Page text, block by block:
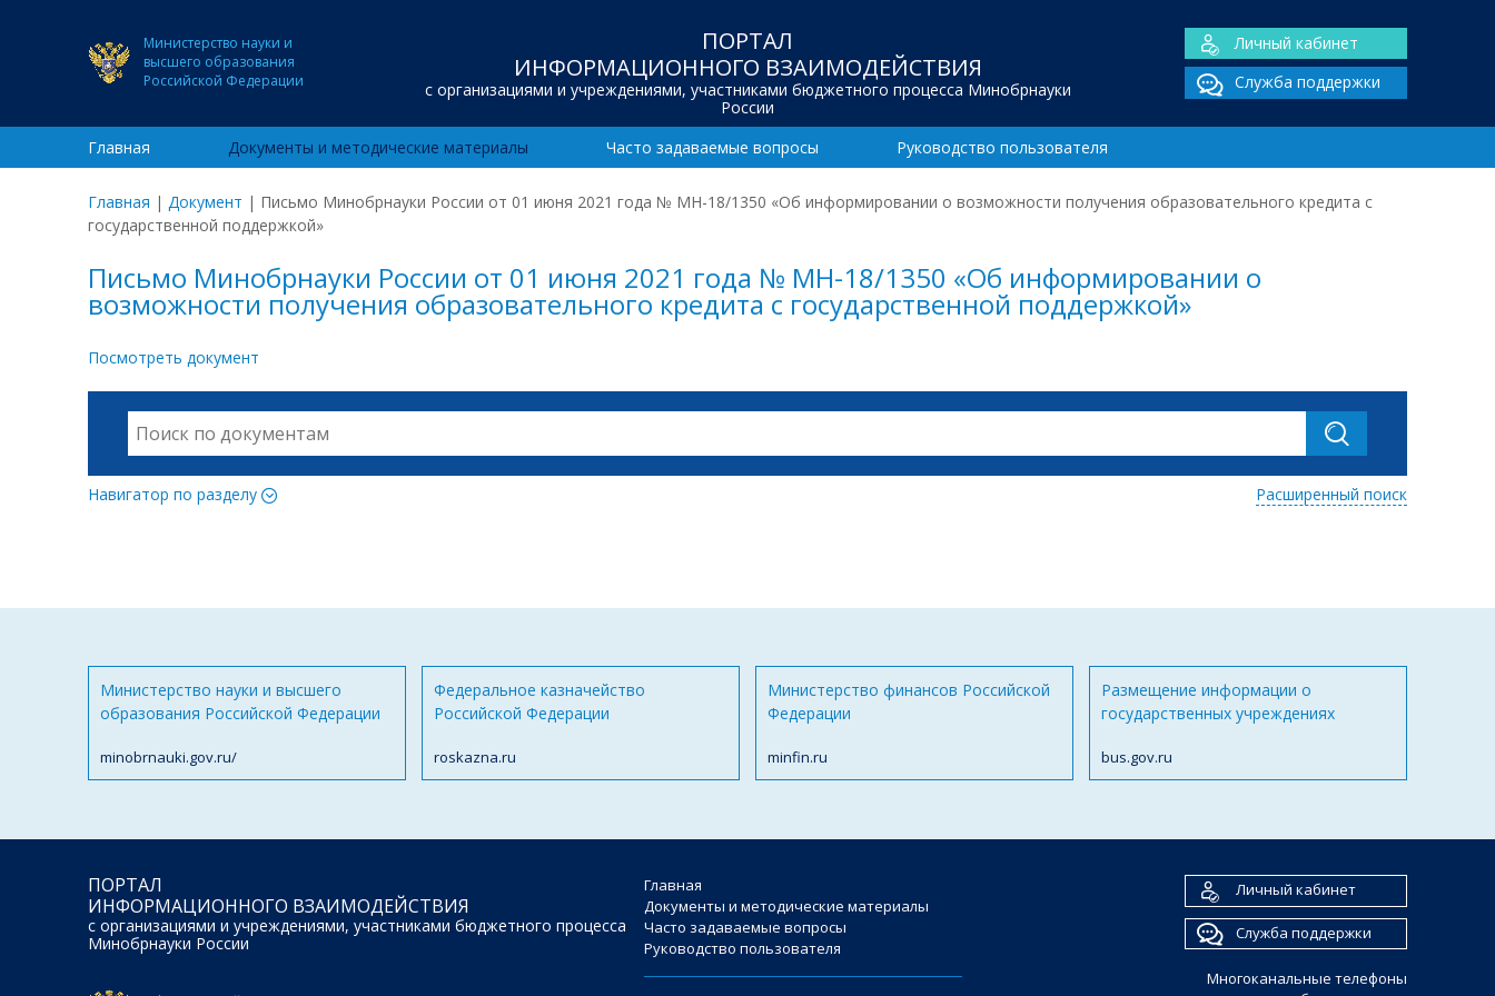
Министерство науки и
высшего образования
Российской Федерации
ПОРТАЛ
ИНФОРМАЦИОННОГО ВЗАИМОДЕЙСТВИЯ
с организациями и учреждениями, участниками бюджетного процесса Минобрнауки
России
Личный кабинет
Служба поддержки
Главная Документы и методические материалы Часто задаваемые вопросы Руководство пользователя
Главная | Документ | Письмо Минобрнауки России от 01 июня 2021 года № МН-18/1350 «Об информировании о возможности получения образовательного кредита с
государственной поддержкой»
Письмо Минобрнауки России от 01 июня 2021 года № МН-18/1350 «Об информировании о
возможности получения образовательного кредита с государственной поддержкой»
Посмотреть документ
Навигатор по разделу Расширенный поиск
Министерство науки и высшего
образования Российской Федерации
minobrnauki.gov.ru/
Федеральное казначейство
Российской Федерации
roskazna.ru
Министерство финансов Российской
Федерации
minfin.ru
Размещение информации о
государственных учреждениях
bus.gov.ru
ПОРТАЛ
ИНФОРМАЦИОННОГО ВЗАИМОДЕЙСТВИЯ
с организациями и учреждениями, участниками бюджетного процесса
Минобрнауки России
Главная
Документы и методические материалы
Часто задаваемые вопросы
Руководство пользователя
Личный кабинет
Служба поддержки
Многоканальные телефоны